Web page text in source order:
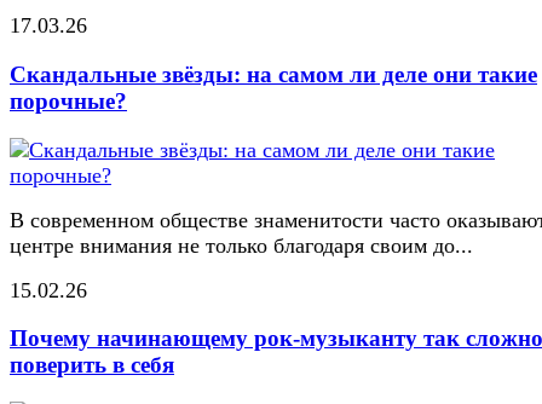
17.03.26
Скандальные звёзды: на самом ли деле они такие
порочные?
В современном обществе знаменитости часто
центре внимания не только благодаря своим до...
15.02.26
Почему начинающему рок-музыканту так сложно
поверить в себя